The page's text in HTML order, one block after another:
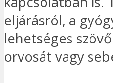
eljárásról, a
lehetséges
orvosát vagy